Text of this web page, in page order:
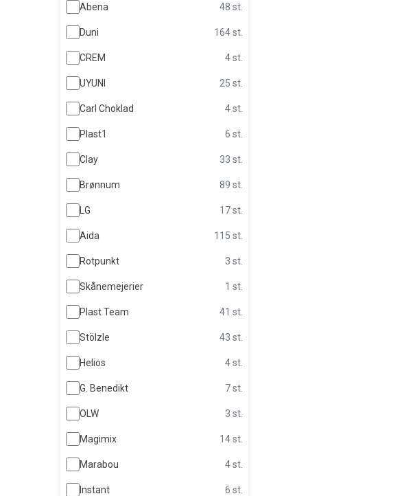
Abena 48 st.
Duni 164 st.
CREM 4 st.
UYUNI 25 st.
Carl Choklad 4 st.
Plast1 6 st.
Clay 33 st.
Brønnum 89 st.
LG 17 st.
Aida 115 st.
Rotpunkt 3 st.
Skånemejerier 1 st.
Plast Team 41 st.
Stölzle 43 st.
Helios 4 st.
G. Benedikt 7 st.
OLW 3 st.
Magimix 14 st.
Marabou 4 st.
Instant 6 st.